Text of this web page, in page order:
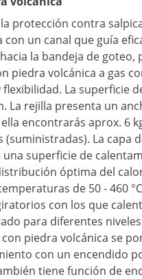
protección contra
con un canal que guía
la bandeja de goteo,
piedra volcánica a gas
flexibilidad. La superficie
La rejilla presenta un
encontrarás aprox. 6
(suministradas). La capa
superficie de
óptima del
de 50 - 460
con los que
para diferentes
piedra volcánica se
con un encendido
tiene función de